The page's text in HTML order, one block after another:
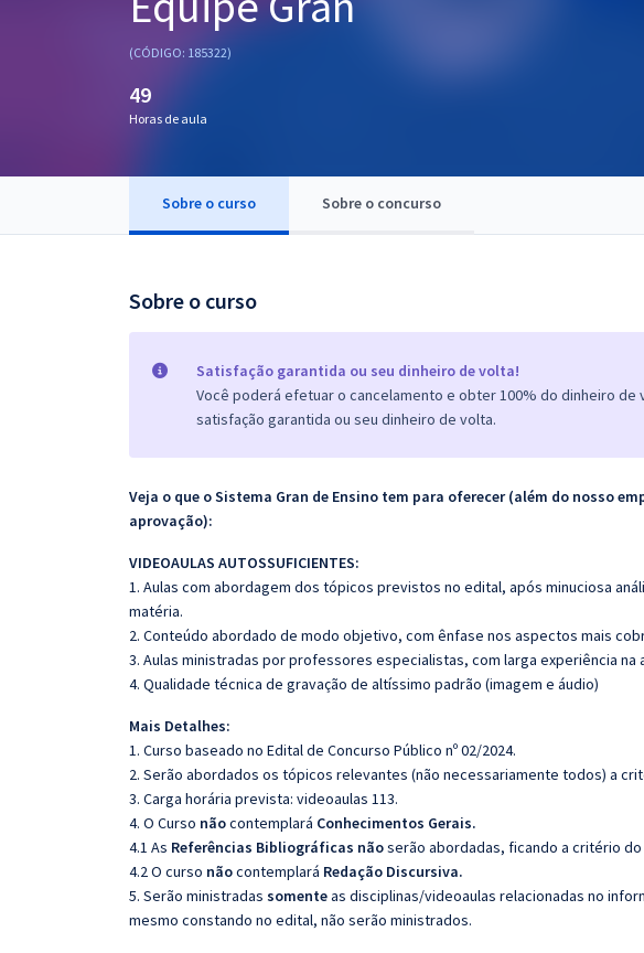
Questões grátis
(CÓDIGO: 185322)
49
Horas de aula
Sobre o curso Sobre o concurso
Sobre o curso
Satisfação garantida ou seu dinheiro de volta!
Você poderá efetuar o cancelamento e obter 100% do dinheiro de
satisfação garantida ou seu dinheiro de volta.
Veja o que o Sistema Gran de Ensino tem para oferecer (além do nosso
aprovação):
VIDEOAULAS AUTOSSUFICIENTES:
1. Aulas com abordagem dos tópicos previstos no edital, após minuciosa
matéria.
2. Conteúdo abordado de modo objetivo, com ênfase nos aspectos mais
3. Aulas ministradas por professores especialistas, com larga experiência na
4. Qualidade técnica de gravação de altíssimo padrão (imagem e áudio)
Mais Detalhes:
1. Curso baseado no Edital de Concurso Público nº 02/2024.
2. Serão abordados os tópicos relevantes (não necessariamente todos) a
3. Carga horária prevista: videoaulas 113.
4. O Curso nãocontemplará Conhecimentos Gerais.
4.1 As Referências Bibliográficas nãoserão abordadas, ficando a critério
4.2 O curso nãocontemplará Redação Discursiva.
5. Serão ministradas somenteas disciplinas/videoaulas relacionadas no
mesmo constando no edital, não serão ministrados.